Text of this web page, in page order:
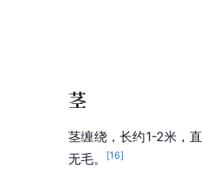
茎
茎缠绕，长约1-2米，
无毛。
[16]